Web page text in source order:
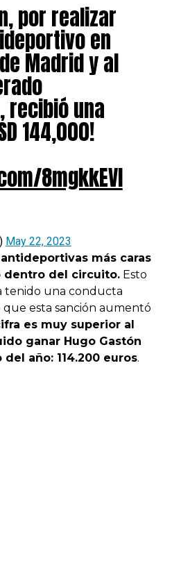
por realizar
en
Madrid y al
recibió una
144,000!
8mgkkEVl
May 22, 2023
más caras
dentro del circuito.Esto
tenido una conducta
que esta sanción aumentó
es muy superior al
ganar Hugo Gastón
año: 114.200 euros.